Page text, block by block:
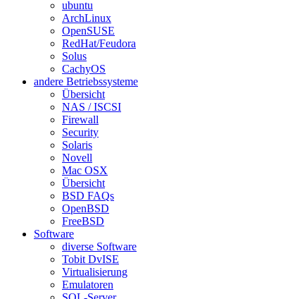
ubuntu
ArchLinux
OpenSUSE
RedHat/Feudora
Solus
CachyOS
andere Betriebssysteme
Übersicht
NAS / ISCSI
Firewall
Security
Solaris
Novell
Mac OSX
Übersicht
BSD FAQs
OpenBSD
FreeBSD
Software
diverse Software
Tobit DvISE
Virtualisierung
Emulatoren